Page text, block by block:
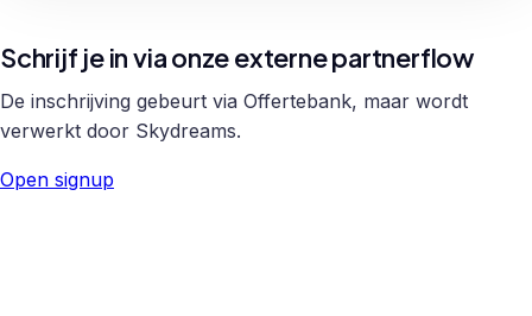
Schrijf je in via onze externe partnerflow
De inschrijving gebeurt via Offertebank, maar wordt
verwerkt door Skydreams.
Open signup